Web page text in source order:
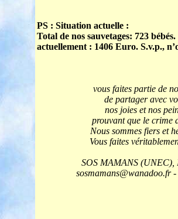
PS : Situation actuelle :
Total de nos sauvetages: 723
actuellement : 1406 Euro. S.v.p.,
vous faites partie de
de partager avec
nos joies et nos
prouvant que le crime
Nous sommes fiers et
Vous faites
SOS MAMANS (UNEC),
sosmamans@wanadoo.fr